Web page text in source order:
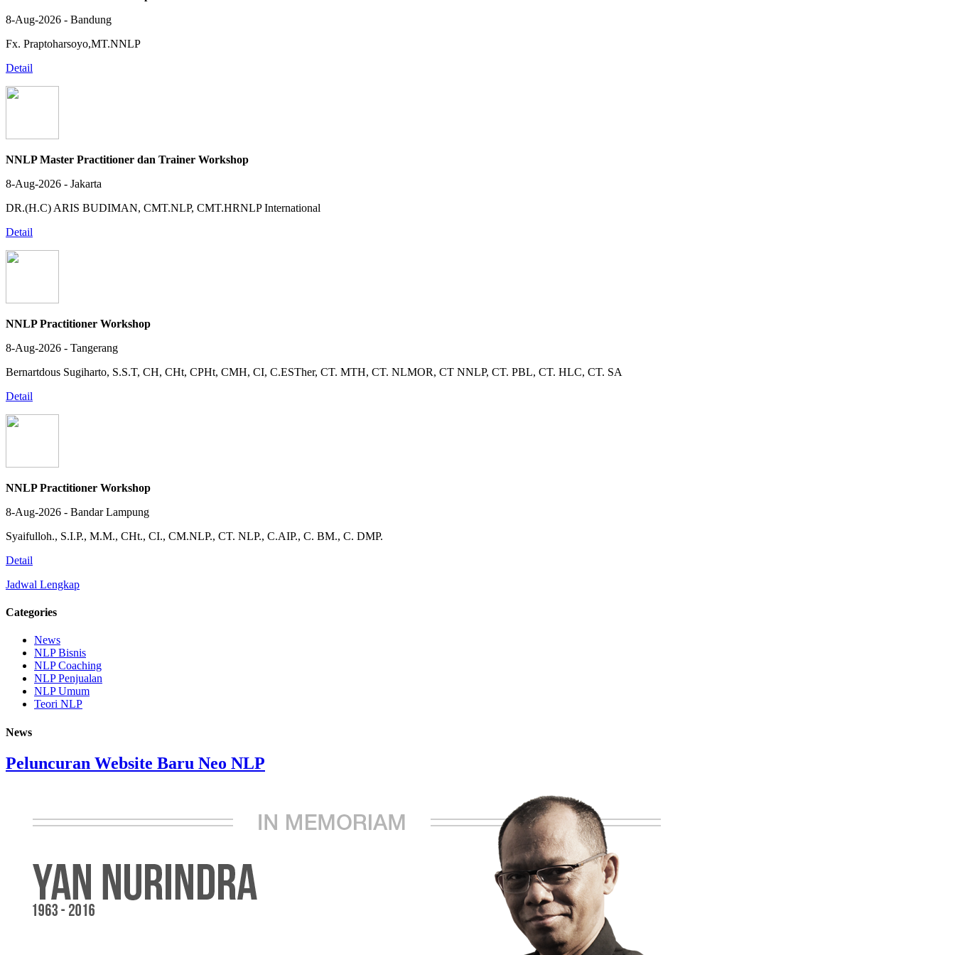
8-Aug-2026 - Bandung
Fx. Praptoharsoyo,MT.NNLP
Detail
NNLP Master Practitioner dan Trainer Workshop
8-Aug-2026 - Jakarta
DR.(H.C) ARIS BUDIMAN, CMT.NLP, CMT.HRNLP International
Detail
NNLP Practitioner Workshop
8-Aug-2026 - Tangerang
Bernartdous Sugiharto, S.S.T, CH, CHt, CPHt, CMH, CI, C.ESTher, CT. MTH, CT. NLMOR, CT NNLP, CT. PBL, CT. HLC, CT. SA
Detail
NNLP Practitioner Workshop
8-Aug-2026 - Bandar Lampung
Syaifulloh., S.I.P., M.M., CHt., CI., CM.NLP., CT. NLP., C.AIP., C. BM., C. DMP.
Detail
Jadwal Lengkap
Categories
News
NLP Bisnis
NLP Coaching
NLP Penjualan
NLP Umum
Teori NLP
News
Peluncuran Website Baru Neo NLP